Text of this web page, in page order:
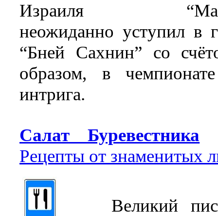
Израиля
неожиданно уступил в
“Бней Сахнин” со
образом, в чемпионате
интрига.
Салат Буревестника
Рецепты от знаменитых
Великий